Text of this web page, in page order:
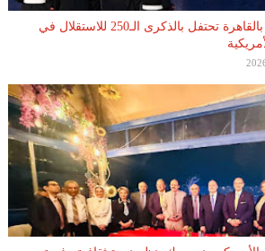
سفارة الولايات المتحدة بالقاهرة تحتفل بالذكرى الـ250 للاستقلال في